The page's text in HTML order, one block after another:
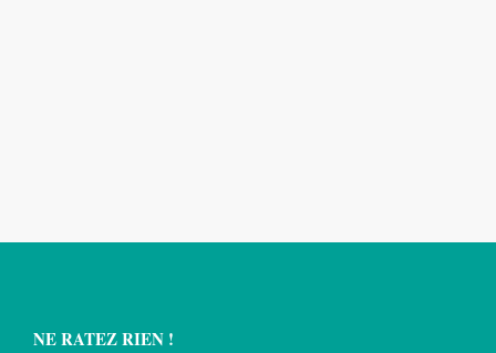
NE RATEZ RIEN !